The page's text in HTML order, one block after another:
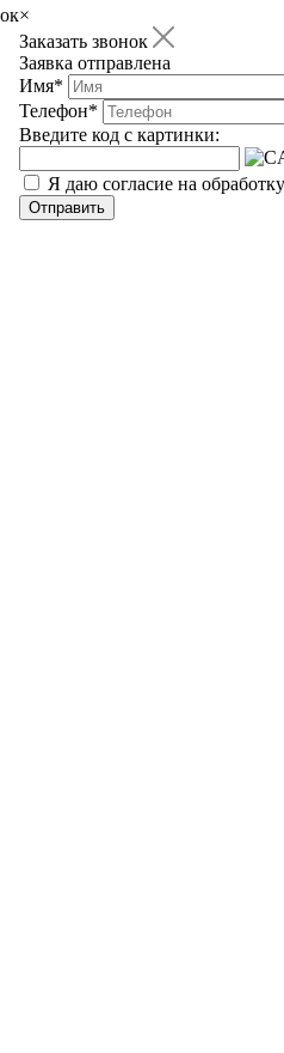
×
Заказать звонок
Заявка отправлена
Имя*
Телефон*
Введите код с картинки:
Я даю согласие на
Отправить